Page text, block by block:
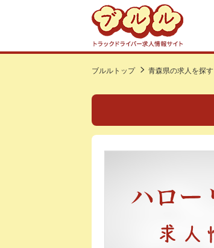
ブルルトップ 青森県の求人を探す